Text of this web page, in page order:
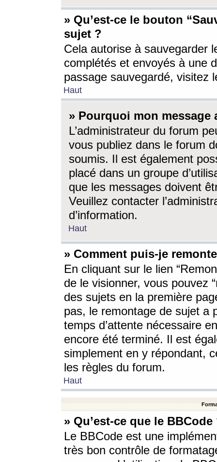
» Qu’est-ce le bouton
sujet ?
Cela autorise à sauvegarder
complétés et envoyés à une
passage sauvegardé, visitez
Haut
» Pourquoi mon message
L’administrateur du forum
vous publiez dans le forum
soumis. Il est également
placé dans un groupe
que les messages doivent
Veuillez contacter
d’information.
Haut
» Comment puis-je
En cliquant sur le lien
de le visionner, vous pouvez
des sujets en la première
pas, le remontage de sujet a
temps d’attente nécessaire
encore été terminé. Il est
simplement en y répondant,
les règles du forum.
Haut
» Qu’est-ce que le BBCode
Le BBCode est une
très bon contrôle de